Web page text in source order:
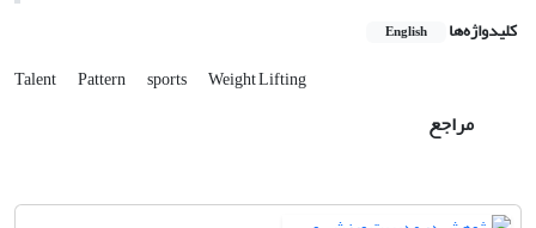
کلیدواژه‌ها English
Talent Pattern sports Weight Lifting
مراجع